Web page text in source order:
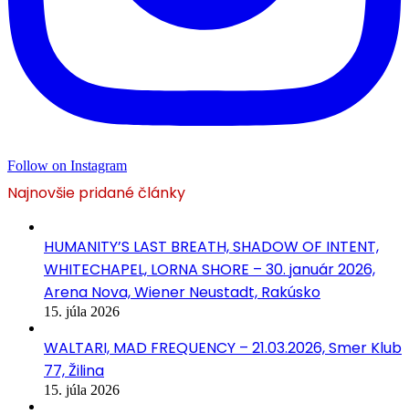
Follow on Instagram
Najnovšie pridané články
HUMANITY’S LAST BREATH, SHADOW OF INTENT,
WHITECHAPEL, LORNA SHORE – 30. január 2026,
Arena Nova, Wiener Neustadt, Rakúsko
15. júla 2026
WALTARI, MAD FREQUENCY – 21.03.2026, Smer Klub
77, Žilina
15. júla 2026